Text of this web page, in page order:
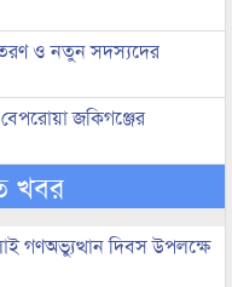
ও নতুন সদস্যদের
জকিগঞ্জের
খবর
গণঅভ্যুত্থান দিবস উপলক্ষে